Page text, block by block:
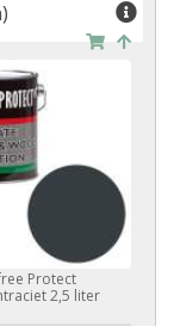
Protect
2,5 liter